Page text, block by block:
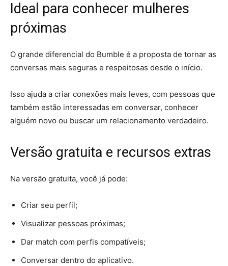
Ideal para conhecer mulheres
próximas
O grande diferencial do Bumble é a proposta de tornar as
conversas mais seguras e respeitosas desde o início.
Isso ajuda a criar conexões mais leves, com pessoas que
também estão interessadas em conversar, conhecer
alguém novo ou buscar um relacionamento verdadeiro.
Versão gratuita e recursos extras
Na versão gratuita, você já pode:
Criar seu perfil;
Visualizar pessoas próximas;
Dar match com perfis compatíveis;
Conversar dentro do aplicativo.